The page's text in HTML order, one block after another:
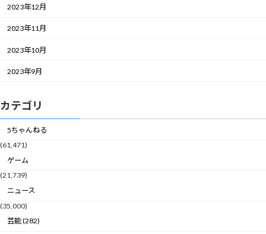
2023年12月
2023年11月
2023年10月
2023年9月
カテゴリ
5ちゃんねる
(61,471)
ゲーム
(21,739)
ニュース
(35,000)
芸能 (282)